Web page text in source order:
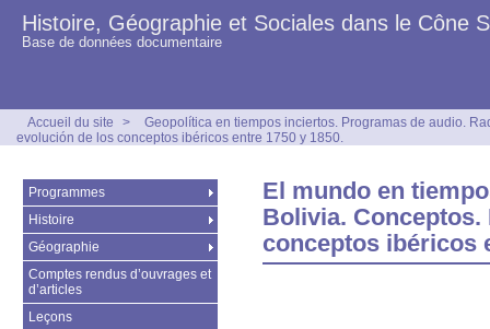
Histoire, Géographie et Sociales dans le Cône
Base de données documentaire
Accueil du site >
Geopolítica en tiempos inciertos. Programas de audio.
evolución de los conceptos ibéricos entre 1750 y 1850.
El mundo en
Bolivia.
conceptos ibéricos
Programmes
Histoire
Géographie
Comptes rendus d’ouvrages et
d’articles
Leçons